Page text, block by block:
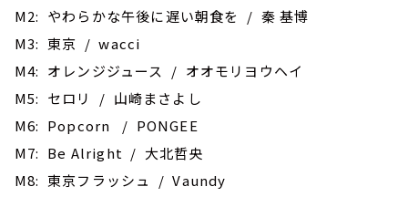
M2: やわらかな午後に遅い朝食を / 秦 基博
M3: 東京 / wacci
M4: オレンジジュース / オオモリヨウヘイ
M5: セロリ / 山崎まさよし
M6: Popcorn / PONGEE
M7: Be Alright / 大北哲央
M8: 東京フラッシュ / Vaundy